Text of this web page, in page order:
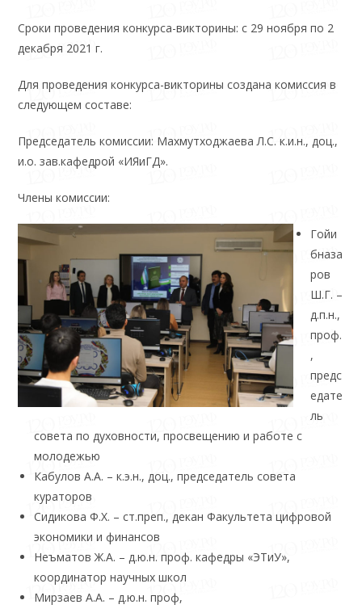
Сроки проведения конкурса-викторины: с 29 ноября по 2
декабря 2021 г.
Для проведения конкурса-викторины создана комиссия в
следующем составе:
Председатель комиссии: Махмутходжаева Л.С. к.и.н., доц.,
и.о. зав.кафедрой «ИЯиГД».
Члены комиссии:
Гойи
бназа
ров
Ш.Г. –
д.п.н.,
проф.
,
предс
едате
ль
совета по духовности, просвещению и работе с
молодежью
Кабулов А.А. – к.э.н., доц., председатель совета
кураторов
Сидикова Ф.Х. – ст.преп., декан Факультета цифровой
экономики и финансов
Неъматов Ж.А. – д.ю.н. проф. кафедры «ЭТиУ»,
координатор научных школ
Мирзаев А.А. – д.ю.н. проф,